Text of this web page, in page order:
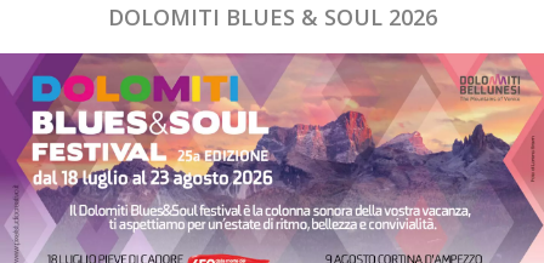
DOLOMITI BLUES & SOUL 2026